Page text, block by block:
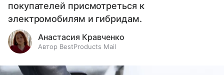
покупателей присмотреться к
электромобилям и гибридам.
Анастасия Кравченко
Автор BestProducts Mail